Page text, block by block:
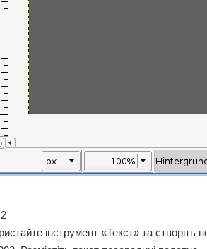
інструмент «Текст» та